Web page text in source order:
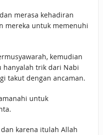
merasa kehadiran
mereka untuk memenuhi
kemudian
trik dari Nabi
takut dengan ancaman.
untuk
karena itulah Allah